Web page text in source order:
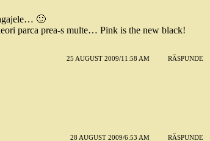
🙂
parca prea-s multe… Pink is the new black!
25 AUGUST 2009/11:58 AM RĂSPUNDE
28 AUGUST 2009/6:53 AM RĂSPUNDE